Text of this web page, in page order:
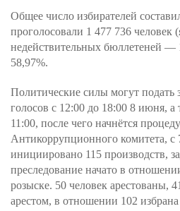
Общее число избирателей
проголосовали 1 477 736
недействительных бюллетеней —
58,97%.
Политические силы могут подать
голосов с 12:00 до 18:00 8 июня,
11:00, после чего начнётся
Антикоррупционного комитета,
инициировано 115 производств,
преследование начато в
розыске. 50 человек
арестом, в отношении 102 избрана